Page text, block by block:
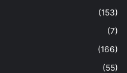
(153)
(7)
(166)
(55)